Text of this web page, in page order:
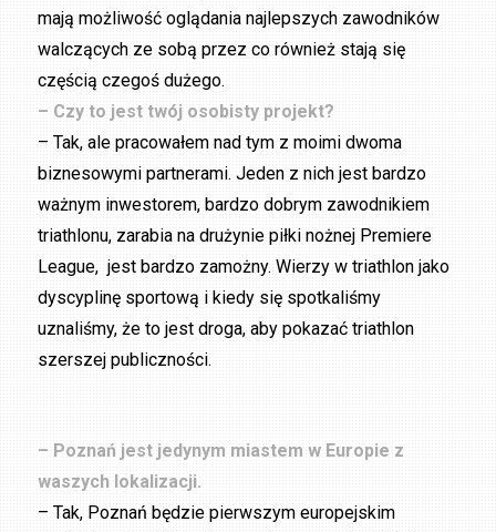
mają możliwość oglądania najlepszych zawodników
walczących ze sobą przez co również stają się
częścią czegoś dużego.
– Czy to jest twój osobisty projekt?
– Tak, ale pracowałem nad tym z moimi dwoma
biznesowymi partnerami. Jeden z nich jest bardzo
ważnym inwestorem, bardzo dobrym zawodnikiem
triathlonu, zarabia na drużynie piłki nożnej Premiere
League, jest bardzo zamożny. Wierzy w triathlon jako
dyscyplinę sportową i kiedy się spotkaliśmy
uznaliśmy, że to jest droga, aby pokazać triathlon
szerszej publiczności.
– Poznań jest jedynym miastem w Europie z
waszych lokalizacji.
– Tak, Poznań będzie pierwszym europejskim